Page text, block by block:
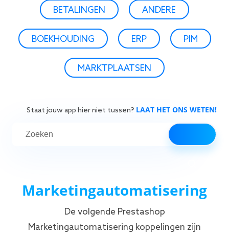
Staat jouw app hier niet tussen? LAAT HET ONS WETEN!
Marketingautomatisering
De volgende Prestashop
Marketingautomatisering koppelingen zijn
BETALINGEN ANDERE
BOEKHOUDING ERP PIM
MARKTPLAATSEN